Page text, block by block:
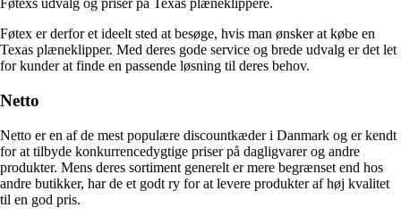
Føtexs udvalg og priser på Texas plæneklippere.
Føtex er derfor et ideelt sted at besøge, hvis man ønsker at købe en
Texas plæneklipper. Med deres gode service og brede udvalg er det let
for kunder at finde en passende løsning til deres behov.
Netto
Netto er en af de mest populære discountkæder i Danmark og er kendt
for at tilbyde konkurrencedygtige priser på dagligvarer og andre
produkter. Mens deres sortiment generelt er mere begrænset end hos
andre butikker, har de et godt ry for at levere produkter af høj kvalitet
til en god pris.